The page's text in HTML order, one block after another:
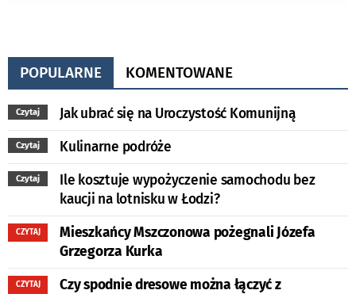
POPULARNE KOMENTOWANE
Czytaj Jak ubrać się na Uroczystość Komunijną
Czytaj Kulinarne podróże
Czytaj
Ile kosztuje wypożyczenie samochodu bez
kaucji na lotnisku w Łodzi?
CZYTAJ
Mieszkańcy Mszczonowa pożegnali Józefa
Grzegorza Kurka
CZYTAJ
Czy spodnie dresowe można łączyć z